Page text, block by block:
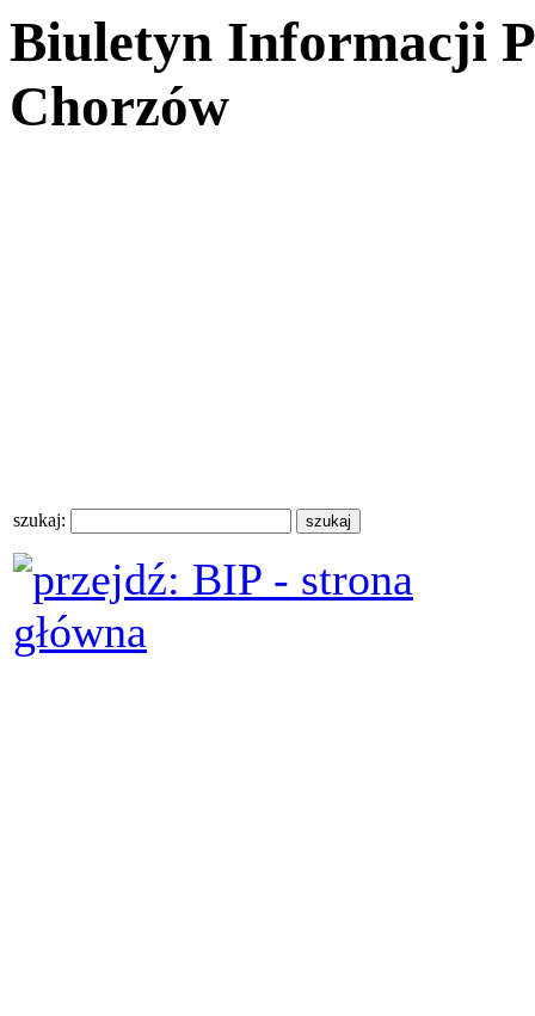
Biuletyn Informacji
Chorzów
szukaj: